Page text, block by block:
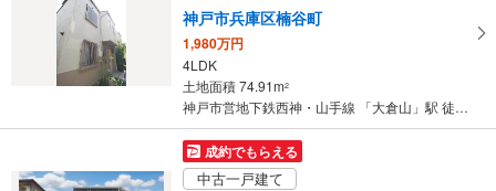
神戸市兵庫区楠谷町
1,980万円
4LDK
土地面積 74.91m2
神戸市営地下鉄西神・山手線 「大倉山」駅 徒歩15分
成約でもらえる
中古一戸建て